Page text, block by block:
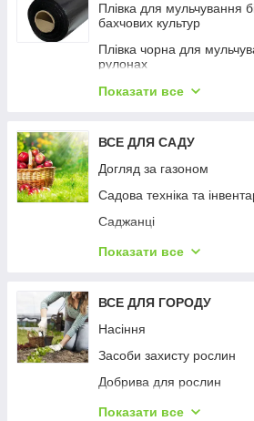
Плівка для мульчування
бахчових культур
Плівка чорна для
рулонах
Плівка Shadow чорна для
Плівка чорна для
Показати все
ВСЕ ДЛЯ САДУ
Догляд за газоном
Садова техніка та
Саджанці
Сітки садові
Показати все
ВСЕ ДЛЯ ГОРОДУ
Насіння
Засоби захисту рослин
Добрива для рослин
Крапельне зрошення
Показати все